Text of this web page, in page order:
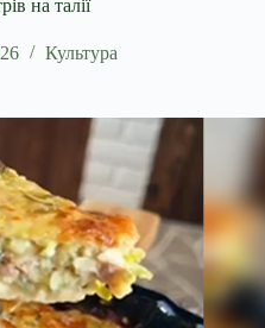
на талії
Культура